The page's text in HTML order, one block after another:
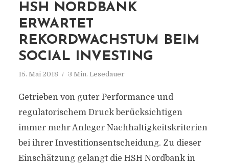
HSH NORDBANK
ERWARTET
REKORDWACHSTUM BEIM
SOCIAL INVESTING
15. Mai 2018 3 Min. Lesedauer
Getrieben von guter Performance und
regulatorischem Druck berücksichtigen
immer mehr Anleger Nachhaltigkeitskriterien
bei ihrer Investitionsentscheidung. Zu dieser
Einschätzung gelangt die HSH Nordbank in